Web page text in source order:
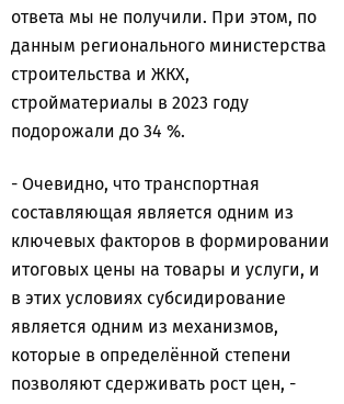
ответа мы не получили. При этом, по
данным регионального министерства
строительства и ЖКХ,
стройматериалы в 2023 году
подорожали до 34 %.
- Очевидно, что транспортная
составляющая является одним из
ключевых факторов в формировании
итоговых цены на товары и услуги, и
в этих условиях субсидирование
является одним из механизмов,
которые в определённой степени
позволяют сдерживать рост цен, -